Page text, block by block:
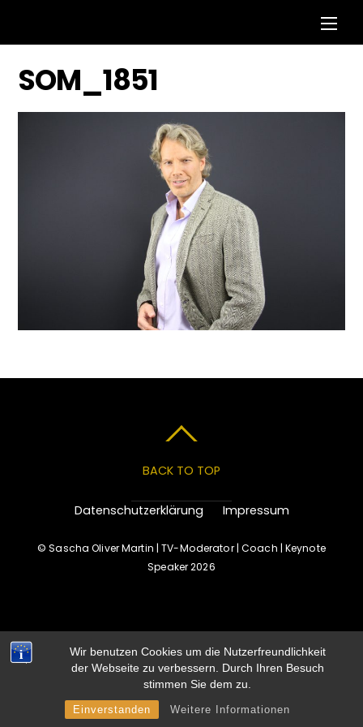
Wir benutzen Cookies um die Nutzerfreundlichkeit
der Webseite zu verbessern. Durch Ihren Besuch
stimmen Sie dem zu.
Einverstanden Weitere Informationen
content
SOM_1851
BACK TO TOP
Datenschutzerklärung Impressum
©Sascha Oliver Martin | TV-Moderator | Coach | Keynote
Speaker2026